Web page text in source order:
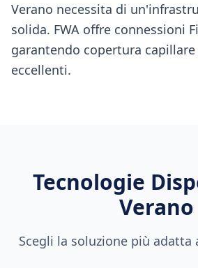
Verano necessita di
solida. FWA offre connessioni
garantendo copertura
eccellenti.
Tecnologie
Verano
Scegli la soluzione più adatta